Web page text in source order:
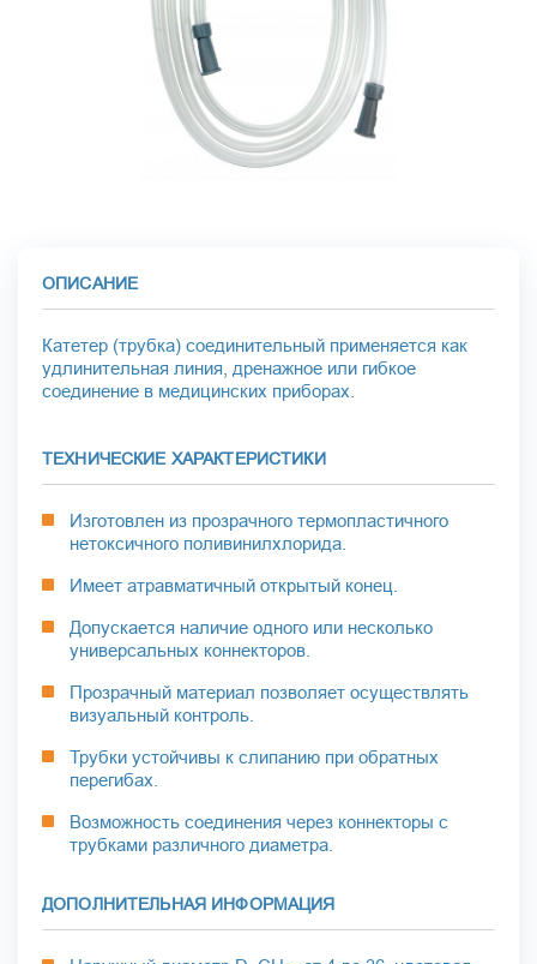
ОПИСАНИЕ
Катетер (трубка) соединительный применяется как
удлинительная линия, дренажное или гибкое
соединение в медицинских приборах.
ТЕХНИЧЕСКИЕ ХАРАКТЕРИСТИКИ
Изготовлен из прозрачного термопластичного
нетоксичного поливинилхлорида.
Имеет атравматичный открытый конец.
Допускается наличие одного или несколько
универсальных коннекторов.
Прозрачный материал позволяет осуществлять
визуальный контроль.
Трубки устойчивы к слипанию при обратных
перегибах.
Возможность соединения через коннекторы с
трубками различного диаметра.
ДОПОЛНИТЕЛЬНАЯ ИНФОРМАЦИЯ